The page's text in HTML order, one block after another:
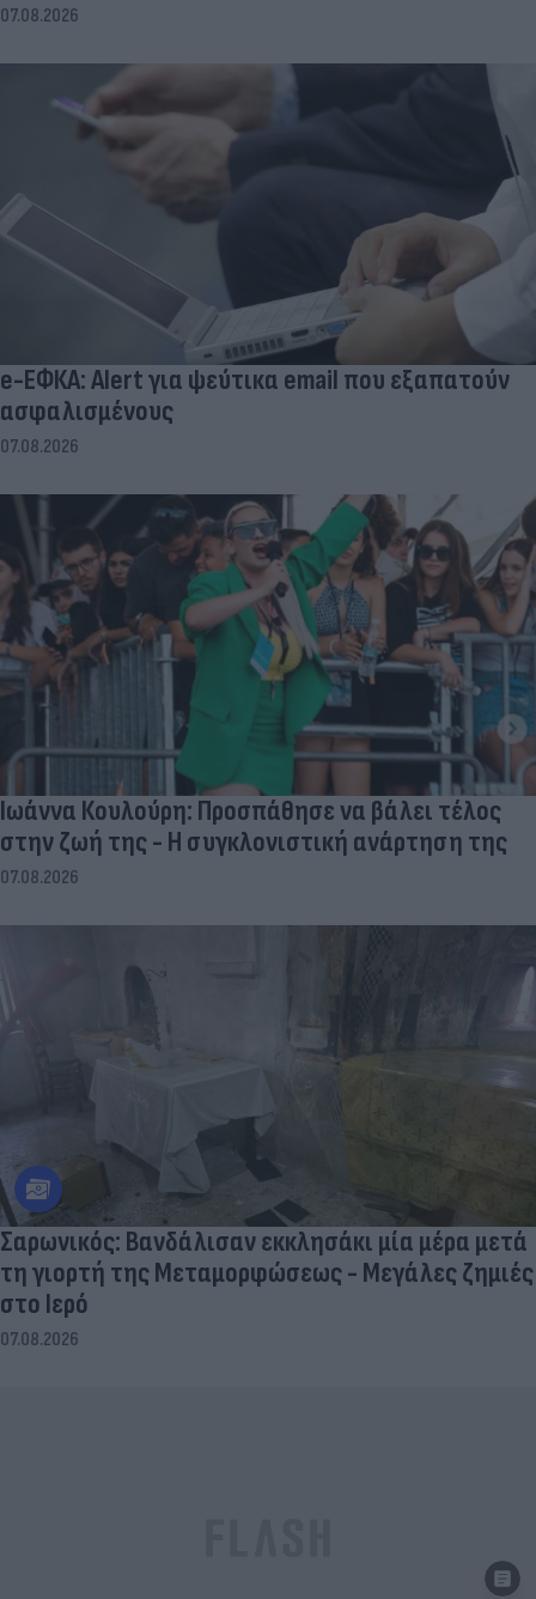
07.08.2026
e-ΕΦΚΑ: Alert για ψεύτικα email που εξαπατούν
ασφαλισμένους
07.08.2026
Ιωάννα Κουλούρη: Προσπάθησε να βάλει τέλος
στην ζωή της - Η συγκλονιστική ανάρτηση της
07.08.2026
Σαρωνικός: Βανδάλισαν εκκλησάκι μία μέρα μετά
τη γιορτή της Μεταμορφώσεως - Μεγάλες ζημιές
στο Ιερό
07.08.2026